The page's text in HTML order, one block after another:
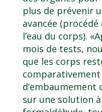
plus de prévenir
avancée
l’eau du corps).
mois de tests,
que les corps
d’embaumement
sur une solution